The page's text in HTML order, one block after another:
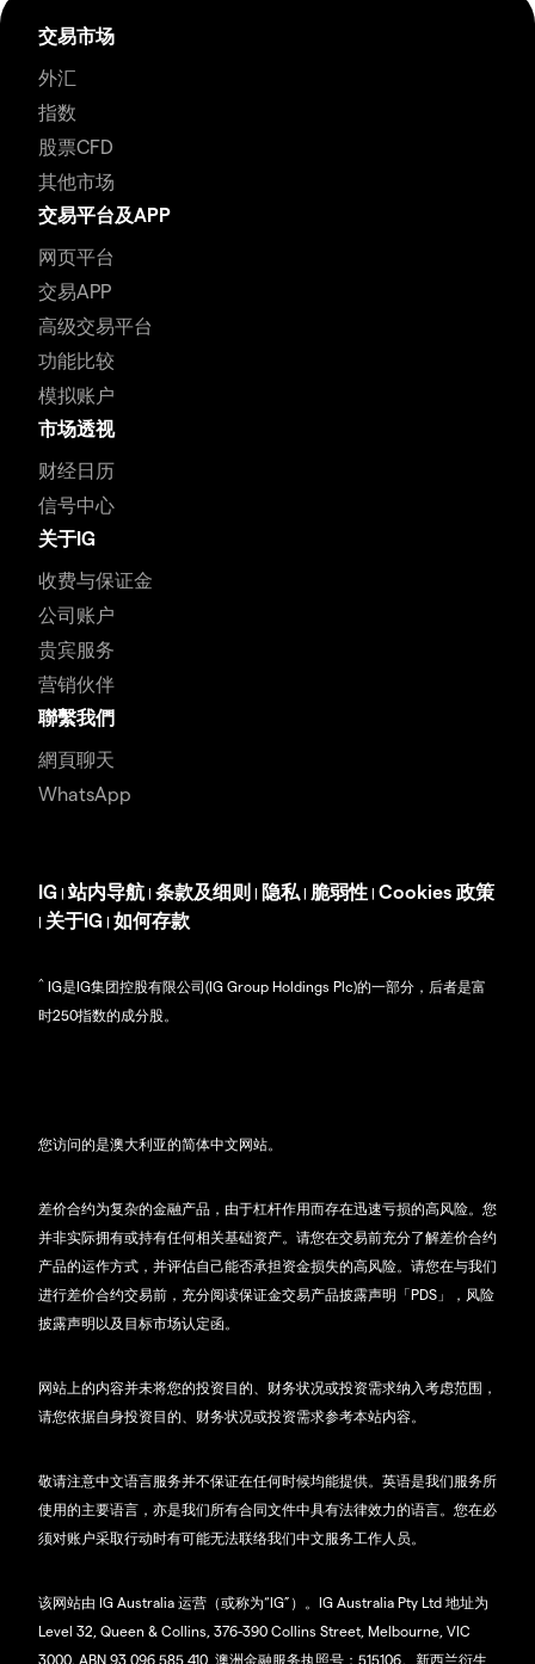
交易市场
外汇
指数
股票CFD
其他市场
交易平台及APP
网页平台
交易APP
高级交易平台
功能比较
模拟账户
市场透视
财经日历
信号中心
关于IG
收费与保证金
公司账户
贵宾服务
营销伙伴
聯繫我們
網頁聊天
WhatsApp
IG |站内导航 | 条款及细则 | 隐私 | 脆弱性 | Cookies 政策
| 关于IG | 如何存款
^ IG是IG集团控股有限公司(IG Group Holdings Plc)的一部分，后者是富
时250指数的成分股。
您访问的是澳大利亚的简体中文网站。
差价合约为复杂的金融产品，由于杠杆作用而存在迅速亏损的高风险。您
并非实际拥有或持有任何相关基础资产。请您在交易前充分了解差价合约
产品的运作方式，并评估自己能否承担资金损失的高风险。请您在与我们
进行差价合约交易前，充分阅读保证金交易产品披露声明「PDS」，风险
披露声明以及目标市场认定函。
网站上的内容并未将您的投资目的、财务状况或投资需求纳入考虑范围，
请您依据自身投资目的、财务状况或投资需求参考本站内容。
敬请注意中文语言服务并不保证在任何时候均能提供。英语是我们服务所
使用的主要语言，亦是我们所有合同文件中具有法律效力的语言。您在必
须对账户采取行动时有可能无法联络我们中文服务工作人员。
该网站由 IG Australia 运营（或称为“IG”）。IG Australia Pty Ltd 地址为
Level 32, Queen & Collins, 376-390 Collins Street, Melbourne, VIC
3000. ABN 93 096 585 410, 澳洲金融服务执照号：515106。新西兰衍生